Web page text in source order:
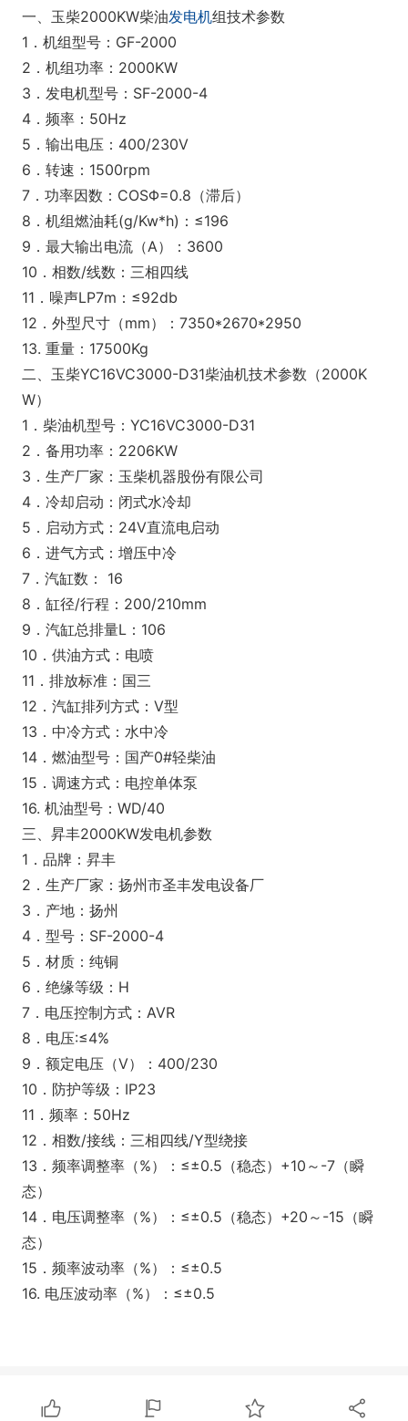
一、玉柴2000KW柴油发电机组技术参数
1．机组型号：GF-2000
2．机组功率：2000KW
3．发电机型号：SF-2000-4
4．频率：50Hz
5．输出电压：400/230V
6．转速：1500rpm
7．功率因数：COSΦ=0.8（滞后）
8．机组燃油耗(g/Kw*h)：≤196
9．最大输出电流（A）：3600
10．相数/线数：三相四线
11．噪声LP7m：≤92db
12．外型尺寸（mm）：7350*2670*2950
13. 重量：17500Kg
二、玉柴YC16VC3000-D31柴油机技术参数（2000K
W）
1．柴油机型号：YC16VC3000-D31
2．备用功率：2206KW
3．生产厂家：玉柴机器股份有限公司
4．冷却启动：闭式水冷却
5．启动方式：24V直流电启动
6．进气方式：增压中冷
7．汽缸数： 16
8．缸径/行程：200/210mm
9．汽缸总排量L：106
10．供油方式：电喷
11．排放标准：国三
12．汽缸排列方式：V型
13．中冷方式：水中冷
14．燃油型号：国产0#轻柴油
15．调速方式：电控单体泵
16. 机油型号：WD/40
三、昇丰2000KW发电机参数
1．品牌：昇丰
2．生产厂家：扬州市圣丰发电设备厂
3．产地：扬州
4．型号：SF-2000-4
5．材质：纯铜
6．绝缘等级：H
7．电压控制方式：AVR
8．电压:≤4%
9．额定电压（V）：400/230
10．防护等级：IP23
11．频率：50Hz
12．相数/接线：三相四线/Y型绕接
13．频率调整率（%）：≤±0.5（稳态）+10～-7（瞬
态）
14．电压调整率（%）：≤±0.5（稳态）+20～-15（瞬
态）
15．频率波动率（%）：≤±0.5
16. 电压波动率（%）：≤±0.5